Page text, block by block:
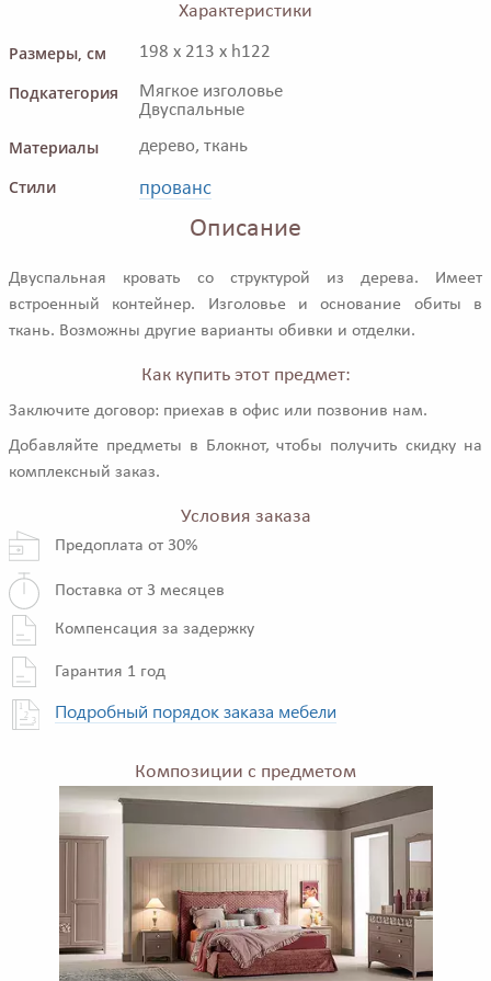
Характеристики
Размеры, см
198 x 213 x h122
Подкатегория
Мягкое изголовье
Двуспальные
Материалы дерево, ткань
Стили прованс
Описание
Двуспальная кровать со структурой из дерева. Имеет
встроенный контейнер. Изголовье и основание обиты в
ткань. Возможны другие варианты обивки и отделки.
Как купить этот предмет:
Заключите договор: приехав в офис или позвонив нам.
Добавляйте предметы в Блокнот, чтобы получить скидку на
комплексный заказ.
Условия заказа
Предоплата от 30%
Поставка от 3 месяцев
Компенсация за задержку
Гарантия 1 год
Подробный порядок заказа мебели
Композиции с предметом